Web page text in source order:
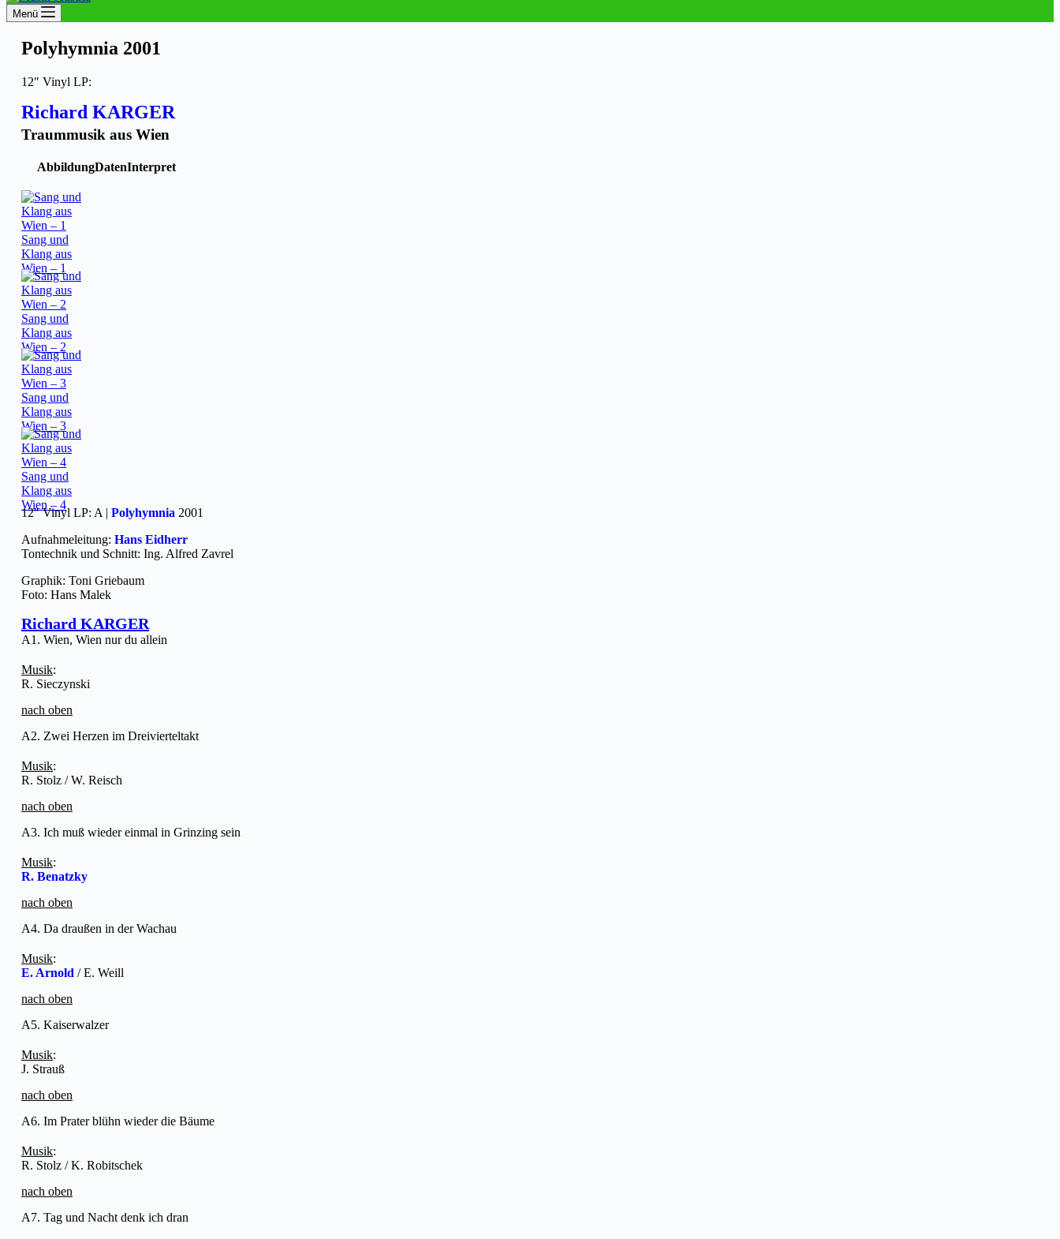
Menü
Polyhymnia 2001
12″ Vinyl LP:
Richard KARGER
Traummusik aus Wien
AbbildungDatenInterpret
Sang und
Klang aus
Wien – 1
Sang und
Klang aus
Wien – 2
Sang und
Klang aus
Wien – 3
Sang und
Klang aus
Wien – 4
12″ Vinyl LP: A | Polyhymnia 2001
Aufnahmeleitung: Hans Eidherr
Tontechnik und Schnitt: Ing. Alfred Zavrel
Graphik: Toni Griebaum
Foto: Hans Malek
Richard KARGER
A1. Wien, Wien nur du allein
Musik:
R. Sieczynski
nach oben
A2. Zwei Herzen im Dreivierteltakt
Musik:
R. Stolz / W. Reisch
nach oben
A3. Ich muß wieder einmal in Grinzing sein
Musik:
R. Benatzky
nach oben
A4. Da draußen in der Wachau
Musik:
E. Arnold / E. Weill
nach oben
A5. Kaiserwalzer
Musik:
J. Strauß
nach oben
A6. Im Prater blühn wieder die Bäume
Musik:
R. Stolz / K. Robitschek
nach oben
A7. Tag und Nacht denk ich dran